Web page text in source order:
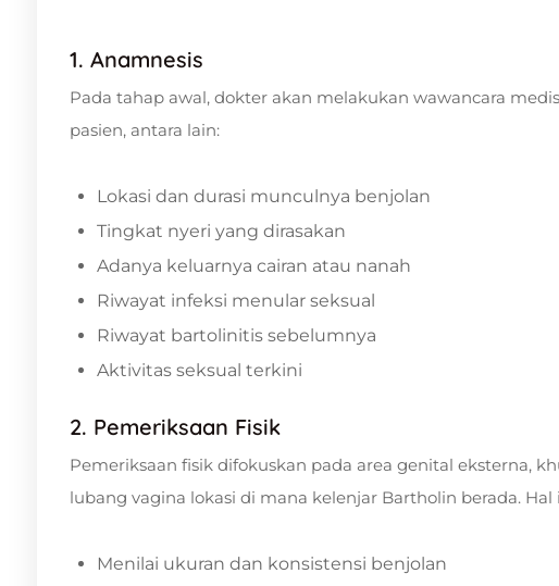
1. Anamnesis
Pada tahap awal, dokter akan melakukan wawancara
pasien, antara lain:
Lokasi dan durasi munculnya benjolan
Tingkat nyeri yang dirasakan
Adanya keluarnya cairan atau nanah
Riwayat infeksi menular seksual
Riwayat bartolinitis sebelumnya
Aktivitas seksual terkini
2. Pemeriksaan Fisik
Pemeriksaan fisik difokuskan pada area genital eksterna,
lubang vagina lokasi di mana kelenjar Bartholin berada.
Menilai ukuran dan konsistensi benjolan